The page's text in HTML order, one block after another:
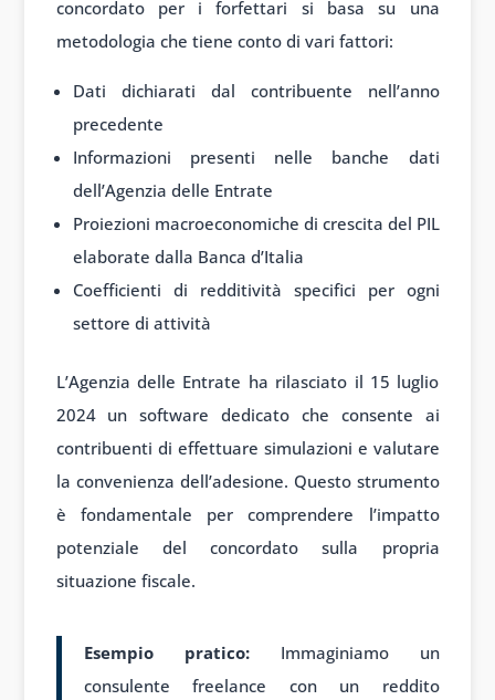
concordato per i forfettari si basa su una
metodologia che tiene conto di vari fattori:
Dati dichiarati dal contribuente nell’anno
precedente
Informazioni presenti nelle banche dati
dell’Agenzia delle Entrate
Proiezioni macroeconomiche di crescita del PIL
elaborate dalla Banca d’Italia
Coefficienti di redditività specifici per ogni
settore di attività
L’Agenzia delle Entrate ha rilasciato il 15 luglio
2024 un software dedicato che consente ai
contribuenti di effettuare simulazioni e valutare
la convenienza dell’adesione. Questo strumento
è fondamentale per comprendere l’impatto
potenziale del concordato sulla propria
situazione fiscale.
Esempio pratico:Immaginiamo un
consulente freelance con un reddito